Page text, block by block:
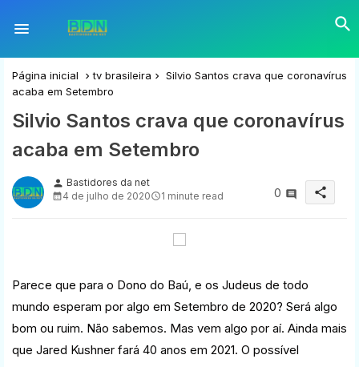
Página inicial tv brasileira
Silvio Santos crava que coronavírus
acaba em Setembro
Silvio Santos crava que coronavírus
acaba em Setembro
person Bastidores da net
4 de julho de 2020
1 minute read 0 share
Parece que para o Dono do Baú, e os Judeus de todo
mundo esperam por algo em Setembro de 2020? Será algo
bom ou ruim. Não sabemos. Mas vem algo por aí. Ainda mais
que Jared Kushner fará 40 anos em 2021. O possível